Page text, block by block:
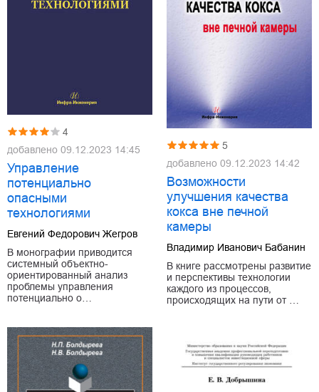
4
добавлено 09.12.2023 14:45
Управление
потенциально
опасными
технологиями
Евгений Федорович Жегров
В монографии приводится
системный объектно-
ориентированный анализ
проблемы управления
потенциально о…
5
добавлено 09.12.2023 14:42
Возможности
улучшения качества
кокса вне печной
камеры
Владимир Иванович Бабанин
В книге рассмотрены развитие
и перспективы технологии
каждого из процессов,
происходящих на пути от …